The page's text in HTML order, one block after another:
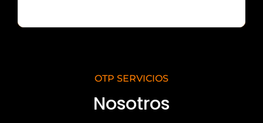
OTP SERVICIOS
Nosotros